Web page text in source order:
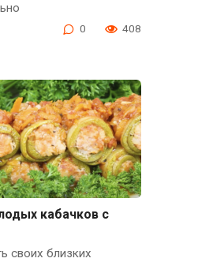
0 408
кабачков с
своих близких